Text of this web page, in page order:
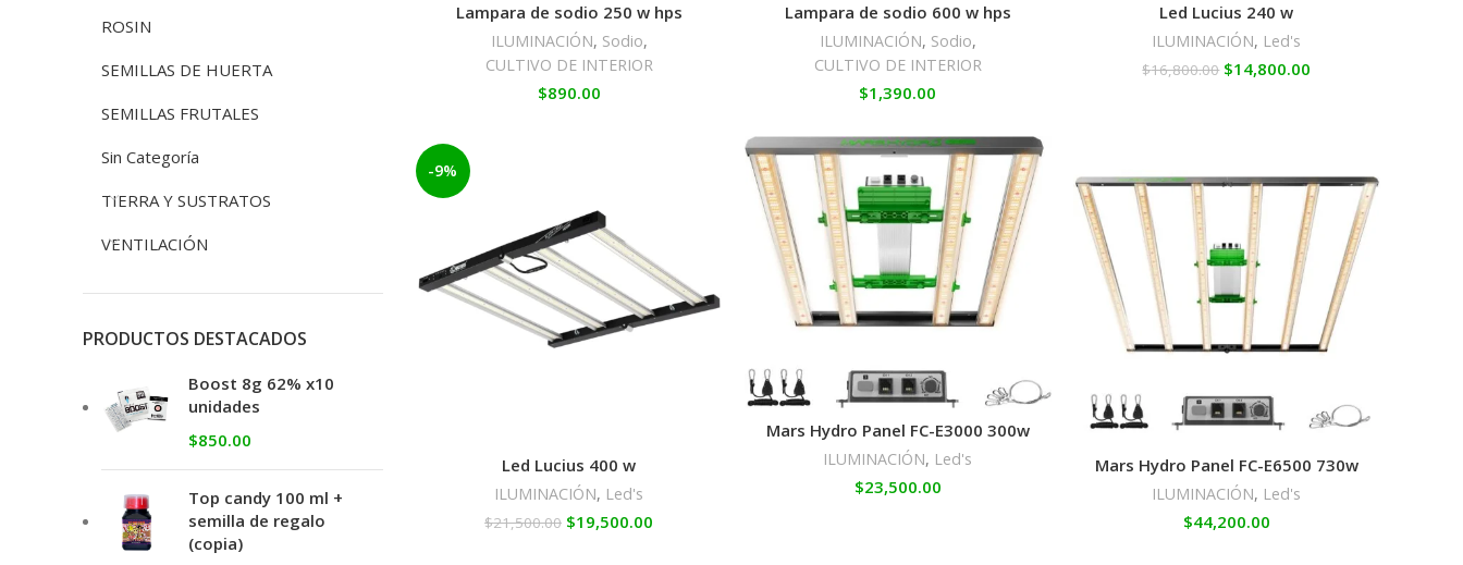
ROSIN
SEMILLAS DE HUERTA
SEMILLAS FRUTALES
Sin Categoría
TIERRA Y SUSTRATOS
VENTILACIÓN
PRODUCTOS DESTACADOS
Boost 8g 62% x10
unidades
$850.00
Top candy 100 ml +
semilla de regalo
(copia)
Lampara de sodio 250 w hps
ILUMINACIÓN, Sodio,
CULTIVO DE INTERIOR
$890.00
Lampara de sodio 600 w hps
ILUMINACIÓN, Sodio,
CULTIVO DE INTERIOR
$1,390.00
Led Lucius 240 w
ILUMINACIÓN, Led's
$16,800.00 $14,800.00
-9%
Led Lucius 400 w
ILUMINACIÓN, Led's
$21,500.00 $19,500.00
Mars Hydro Panel FC-E3000 300w
ILUMINACIÓN, Led's
$23,500.00
Mars Hydro Panel FC-E6500 730w
ILUMINACIÓN, Led's
$44,200.00